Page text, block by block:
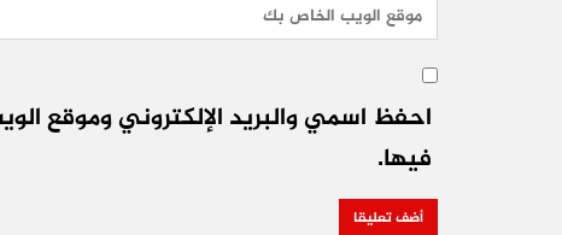
احفظ اسمي والبريد الإلكتروني وموقع
فيها.